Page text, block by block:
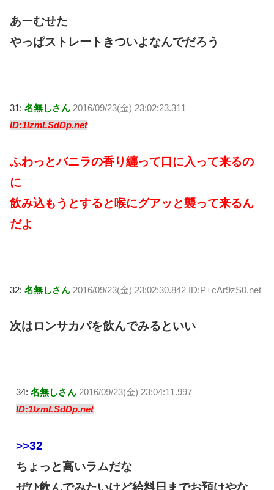
あーむせた
やっぱストレートきついよなんでだろう
31: 名無しさん 2016/09/23(金) 23:02:23.311
ID:1IzmLSdDp.net
ふわっとバニラの香り纏って口に入って来るの
に
飲み込もうとすると喉にグアッと襲って来るん
だよ
32: 名無しさん 2016/09/23(金) 23:02:30.842 ID:P+cAr9zS0.net
次はロンサカパを飲んでみるといい
34: 名無しさん 2016/09/23(金) 23:04:11.997
ID:1IzmLSdDp.net
>>32
ちょっと高いラムだな
ぜひ飲んでみたいけど給料日までお預けやな